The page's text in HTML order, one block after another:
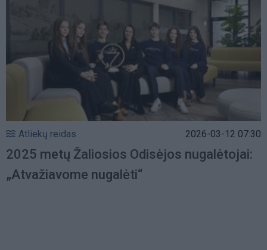
Atliekų reidas 2026-03-12 07:30
2025 metų Žaliosios Odisėjos nugalėtojai:
„Atvažiavome nugalėti“